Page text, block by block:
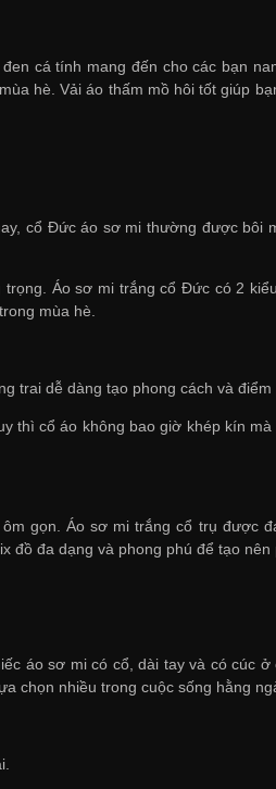
cá tính mang đến cho các bạn
hè. Vải áo thấm mồ hôi tốt giúp
cổ Đức áo sơ mi thường được bôi
Áo sơ mi trắng cổ Đức có 2
mùa hè.
trai dễ dàng tạo phong cách và điểm
thì cổ áo không bao giờ khép kín
gọn. Áo sơ mi trắng cổ trụ được
đa dạng và phong phú để tạo nên
áo sơ mi có cổ, dài tay và có cúc
chọn nhiều trong cuộc sống hằng